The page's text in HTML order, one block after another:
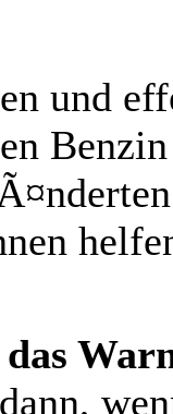
und